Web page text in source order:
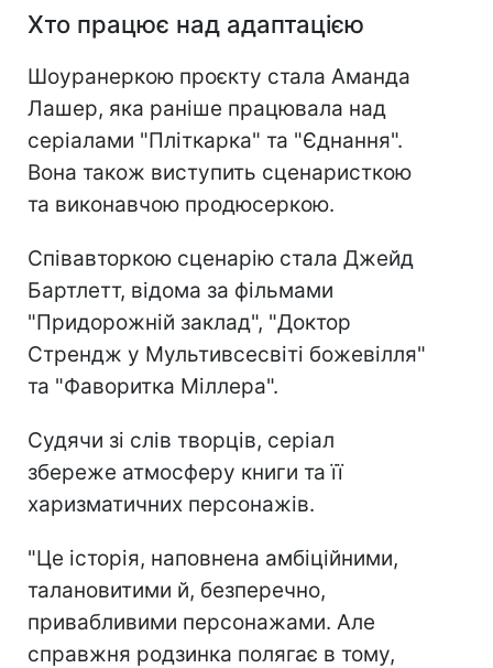
Хто працює над адаптацією
Шоуранеркою проєкту стала Аманда
Лашер, яка раніше працювала над
серіалами "Пліткарка" та "Єднання".
Вона також виступить сценаристкою
та виконавчою продюсеркою.
Співавторкою сценарію стала Джейд
Бартлетт, відома за фільмами
"Придорожній заклад", "Доктор
Стрендж у Мультивсесвіті божевілля"
та "Фаворитка Міллера".
Судячи зі слів творців, серіал
збереже атмосферу книги та її
харизматичних персонажів.
"Це історія, наповнена амбіційними,
талановитими й, безперечно,
привабливими персонажами. Але
справжня родзинка полягає в тому,